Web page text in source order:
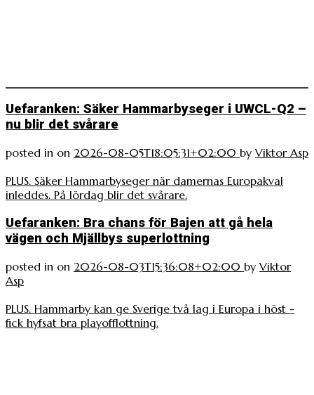
Uefaranken: Säker Hammarbyseger i UWCL-Q2 –
nu blir det svårare
posted in on 2026-08-05T18:05:31+02:00 by Viktor Asp
PLUS. Säker Hammarbyseger när damernas Europakval
inleddes. På lördag blir det svårare.
Uefaranken: Bra chans för Bajen att gå hela
vägen och Mjällbys superlottning
posted in on 2026-08-03T15:36:08+02:00 by Viktor
Asp
PLUS. Hammarby kan ge Sverige två lag i Europa i höst -
fick hyfsat bra playofflottning.